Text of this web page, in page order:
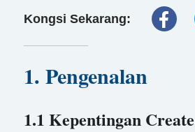
Kongsi Sekarang:
1. Pengenalan
1.1 Kepentingan